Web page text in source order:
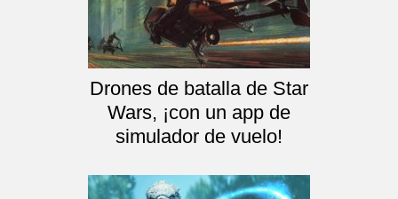
Drones de batalla de Star
Wars, ¡con un app de
simulador de vuelo!